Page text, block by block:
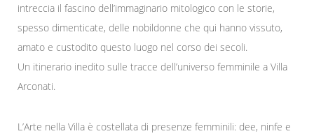
intreccia il fascino dell’immaginario mitologico con le storie,
spesso dimenticate, delle nobildonne che qui hanno vissuto,
amato e custodito questo luogo nel corso dei secoli.
Un itinerario inedito sulle tracce dell’universo femminile a Villa
Arconati.
L’Arte nella Villa è costellata di presenze femminili: dee, ninfe e